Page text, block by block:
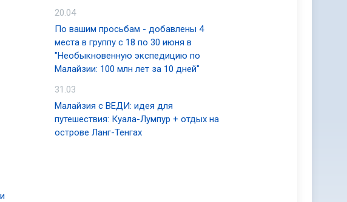
улицы Гайя, а также в центре поделок КК, на улице поделок с
уникальные блюда и редкие ингредиенты. Помимо
также имеется континентальная и восточная кухня,
нужно обязательно попробовать, включает Туаран Мее,
Попробовав эти вкусные блюда, запейте их
Теном.
крупные спортивные мероприятия, как международные
20.04
По вашим просьбам - добавлены 4
места в группу с 18 по 30 июня в
"Необыкновенную экспедицию по
Малайзии: 100 млн лет за 10 дней"
31.03
Малайзия с ВЕДИ: идея для
путешествия: Куала-Лумпур + отдых на
острове Ланг-Тенгах